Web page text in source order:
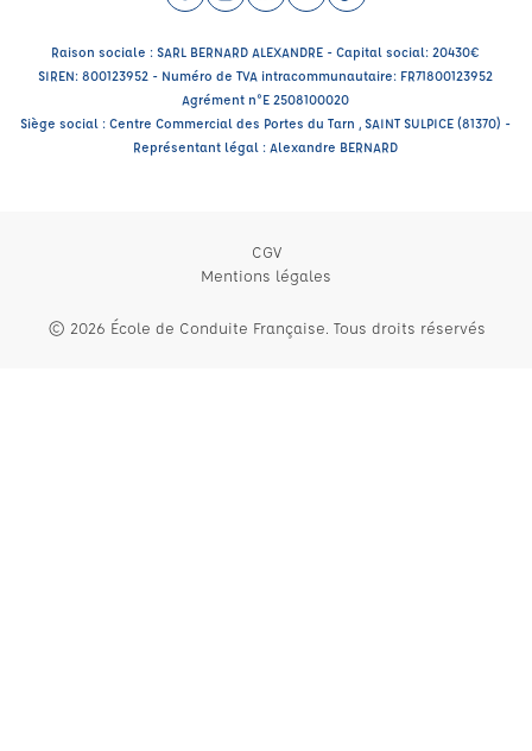
Facebook (nouvelle fenêtre)
Instagram (nouvelle fenêtre)
LinkedIn (nouvelle fenêtre)
YouTube (nouvelle fenêtre)
TikTok (nouvelle
Raison sociale : SARL BERNARD ALEXANDRE - Capital social: 20430€
SIREN: 800123952 - Numéro de TVA intracommunautaire: FR71800123952
Agrément n°E 2508100020
Siège social : Centre Commercial des Portes du Tarn , SAINT SULPICE (81370) -
Représentant légal : Alexandre BERNARD
CGV
Mentions légales
© 2026 École de Conduite Française. Tous droits réservés